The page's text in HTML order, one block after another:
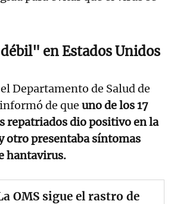
en Estados Unidos
Departamento de Salud de
de que uno de los 17
repatriados dio positivo en la
otro presentaba síntomas
hantavirus.
OMS sigue el rastro de